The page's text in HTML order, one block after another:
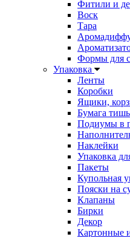
Фитили и
Воск
Тара
Формы для
Упаковка
Ленты
Коробки
Ящики,
Бумага
Подиумы в
Наклейки
Упаковка
Пакеты
Купольная
Пояски на
Клапаны
Бирки
Декор
Картонные